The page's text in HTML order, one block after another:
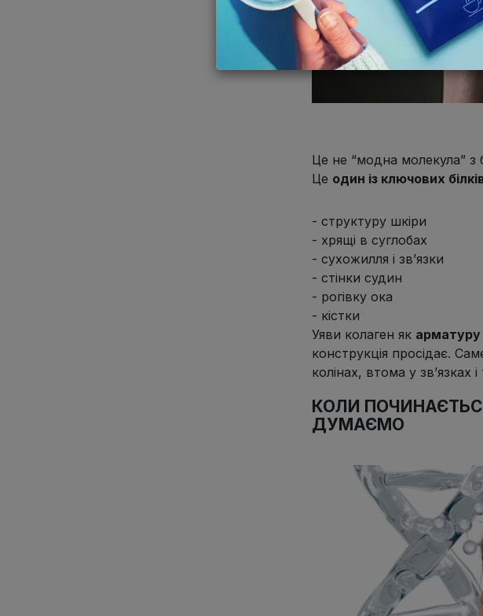
Це не “модна молекула” з
Це один із ключових
- структуру шкіри
- хрящі в суглобах
- сухожилля і зв’язки
- стінки судин
- рогівку ока
- кістки
Уяви колаген як арматуру
конструкція просідає.
колінах, втома у зв’язках
КОЛИ
ДУМАЄМО